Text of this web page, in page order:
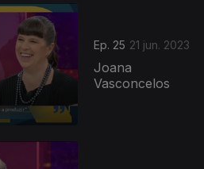
Ep. 25 21 jun. 2023
Joana
Vasconcelos